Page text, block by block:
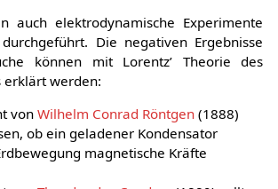
auch elektrodynamische Experimente
Die negativen Ergebnisse
können mit Lorentz’ Theorie des
erklärt werden:
vonWilhelm Conrad Röntgen (1888)
ob ein geladener Kondensator
magnetische Kräfte